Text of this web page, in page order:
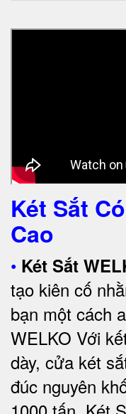
Két Sắt
Cao
• Két Sắt
tạo kiên cố
bạn một cách
WELKO Với
dày, cửa két
đúc nguyên